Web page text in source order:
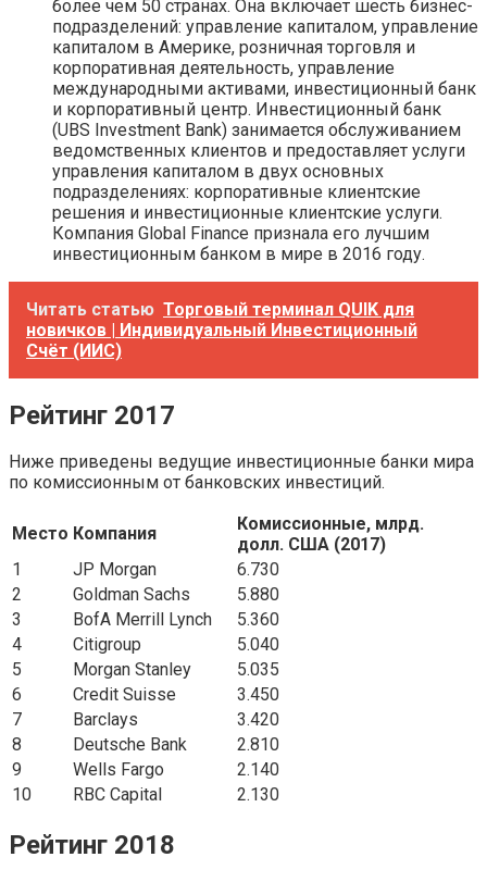
более чем 50 странах. Она включает шесть бизнес-
подразделений: управление капиталом, управление
капиталом в Америке, розничная торговля и
корпоративная деятельность, управление
международными активами, инвестиционный банк
и корпоративный центр. Инвестиционный банк
(UBS Investment Bank) занимается обслуживанием
ведомственных клиентов и предоставляет услуги
управления капиталом в двух основных
подразделениях: корпоративные клиентские
решения и инвестиционные клиентские услуги.
Компания Global Finance признала его лучшим
инвестиционным банком в мире в 2016 году.
Читать статью Торговый терминал QUIK для
новичков | Индивидуальный Инвестиционный
Счёт (ИИС)
Рейтинг 2017
Ниже приведены ведущие инвестиционные банки мира
по комиссионным от банковских инвестиций.
Место Компания Комиссионные, млрд.
долл. США (2017)
1
JP Morgan
6.730
2
Goldman Sachs
5.880
3
BofA Merrill Lynch
5.360
4
Citigroup
5.040
5
Morgan Stanley
5.035
6
Credit Suisse
3.450
7
Barclays
3.420
8
Deutsche Bank
2.810
9
Wells Fargo
2.140
10
RBC Capital 2.130
Рейтинг 2018